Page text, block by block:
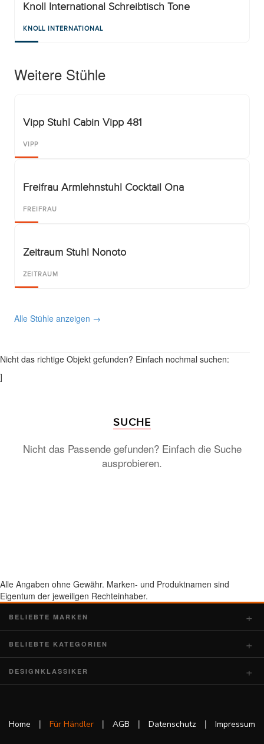
Knoll International Schreibtisch Tone
KNOLL INTERNATIONAL
Weitere Stühle
Vipp Stuhl Cabin Vipp 481
VIPP
Freifrau Armlehnstuhl Cocktail Ona
FREIFRAU
Zeitraum Stuhl Nonoto
ZEITRAUM
Alle Stühle anzeigen →
Nicht das richtige Objekt gefunden? Einfach nochmal suchen:
]
SUCHE
Nicht das Passende gefunden? Einfach die Suche
ausprobieren.
Alle Angaben ohne Gewähr. Marken- und Produktnamen sind
Eigentum der jeweiligen Rechteinhaber.
BELIEBTE MARKEN
BELIEBTE KATEGORIEN
DESIGNKLASSIKER
Home | Für Händler | AGB | Datenschutz | Impressum